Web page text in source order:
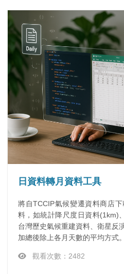
日資料轉月資料工具
將自TCCIP氣候變遷資料商店
料，如統計降尺度日資料(1km)
台灣歷史氣候重建資料、衛星反
加總後除上各月天數的平均方式。
觀看次數：2482